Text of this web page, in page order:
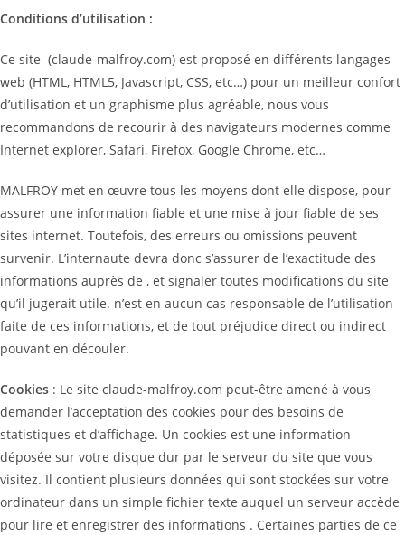
Conditions d’utilisation :
Ce site (claude-malfroy.com) est proposé en différents langages
web (HTML, HTML5, Javascript, CSS, etc…) pour un meilleur confort
d’utilisation et un graphisme plus agréable, nous vous
recommandons de recourir à des navigateurs modernes comme
Internet explorer, Safari, Firefox, Google Chrome, etc…
MALFROY met en œuvre tous les moyens dont elle dispose, pour
assurer une information fiable et une mise à jour fiable de ses
sites internet. Toutefois, des erreurs ou omissions peuvent
survenir. L’internaute devra donc s’assurer de l’exactitude des
informations auprès de , et signaler toutes modifications du site
qu’il jugerait utile. n’est en aucun cas responsable de l’utilisation
faite de ces informations, et de tout préjudice direct ou indirect
pouvant en découler.
Cookies : Le site claude-malfroy.com peut-être amené à vous
demander l’acceptation des cookies pour des besoins de
statistiques et d’affichage. Un cookies est une information
déposée sur votre disque dur par le serveur du site que vous
visitez. Il contient plusieurs données qui sont stockées sur votre
ordinateur dans un simple fichier texte auquel un serveur accède
pour lire et enregistrer des informations . Certaines parties de ce